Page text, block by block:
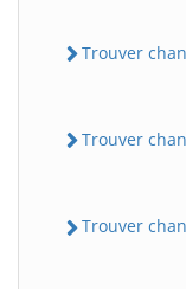
Trouver
Trouver
Trouver